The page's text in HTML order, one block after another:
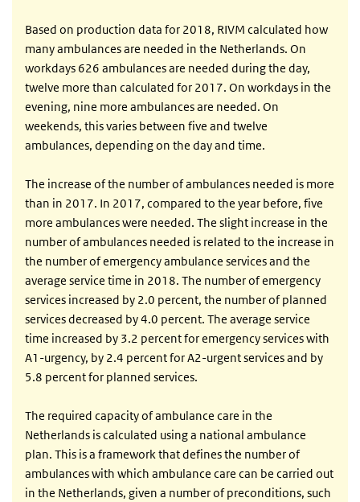
Based on production data for 2018, RIVM calculated how
many ambulances are needed in the Netherlands. On
workdays 626 ambulances are needed during the day,
twelve more than calculated for 2017. On workdays in the
evening, nine more ambulances are needed. On
weekends, this varies between five and twelve
ambulances, depending on the day and time.
The increase of the number of ambulances needed is more
than in 2017. In 2017, compared to the year before, five
more ambulances were needed. The slight increase in the
number of ambulances needed is related to the increase in
the number of emergency ambulance services and the
average service time in 2018. The number of emergency
services increased by 2.0 percent, the number of planned
services decreased by 4.0 percent. The average service
time increased by 3.2 percent for emergency services with
A1-urgency, by 2.4 percent for A2-urgent services and by
5.8 percent for planned services.
The required capacity of ambulance care in the
Netherlands is calculated using a national ambulance
plan. This is a framework that defines the number of
ambulances with which ambulance care can be carried out
in the Netherlands, given a number of preconditions, such